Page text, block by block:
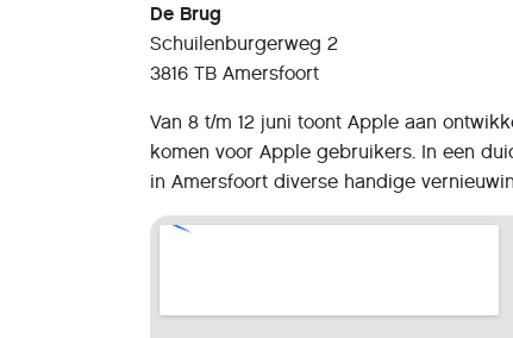
De Brug
Schuilenburgerweg 2
3816 TB Amersfoort
Van 8 t/m 12 juni toont Apple aan
komen voor Apple gebruikers. In een
in Amersfoort diverse handige